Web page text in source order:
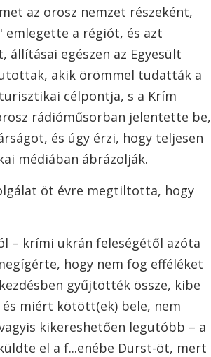
az orosz nemzet részeként,
emlegette a régiót, és azt
egészen az Egyesült
akik örömmel tudatták a
célpontja, s a Krím
rádióműsorban jelentette be,
és úgy érzi, hogy teljesen
médiában ábrázolják.
öt évre megtiltotta, hogy
– krími ukrán feleségétől azóta
hogy nem fog efféléket
gyűjtötték össze, kibe
miért kötött(ek) bele, nem
kikereshetően legutóbb – a
el a f...enébe Durst-öt, mert